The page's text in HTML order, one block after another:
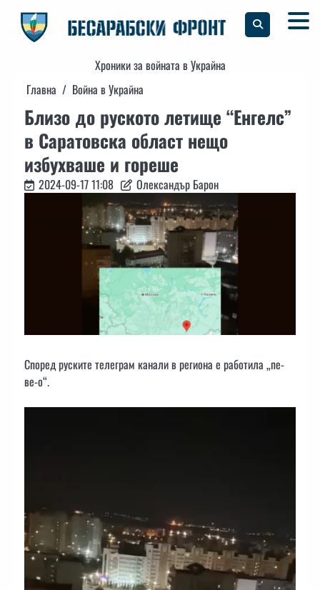
content
Хроники за войната в Украйна
Главна
Война в Украйна
Близо до руското летище “Енгелс”
в Саратовска област нещо
избухваше и гореше
2024-09-17 11:08 Олександър Барон
Според руските телеграм канали в региона е работила „пе-
ве-о“.